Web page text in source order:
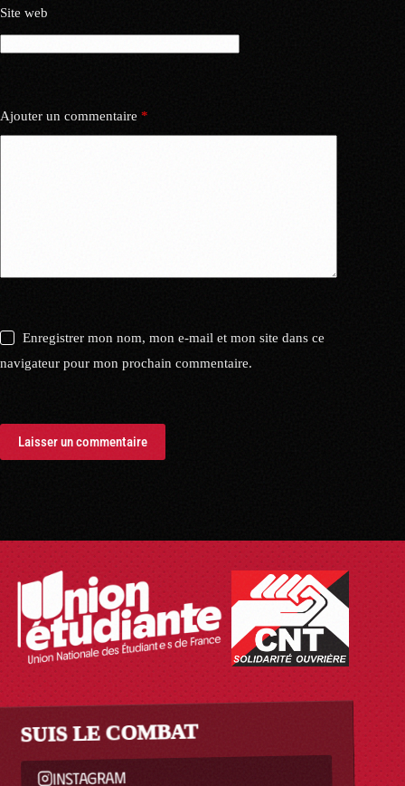
Site web
Ajouter un commentaire *
Enregistrer mon nom, mon e-mail et mon site dans ce
navigateur pour mon prochain commentaire.
Laisser un commentaire
SUIS LE COMBAT
INSTAGRAM